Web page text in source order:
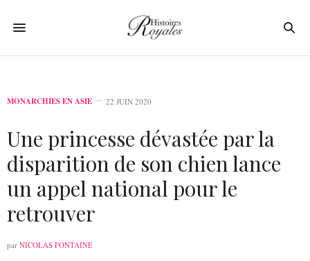
MONARCHIES EN ASIE 22 JUIN 2020
Une princesse dévastée par la
disparition de son chien lance
un appel national pour le
retrouver
par NICOLAS FONTAINE